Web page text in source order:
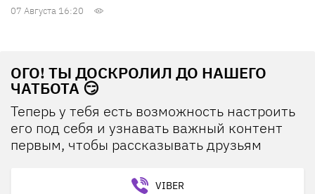
07 Августа 16:20
ОГО! ТЫ ДОСКРОЛИЛ ДО НАШЕГО
ЧАТБОТА 😏
Теперь у тебя есть возможность настроить
его под себя и узнавать важный контент
первым, чтобы рассказывать друзьям
VIBER